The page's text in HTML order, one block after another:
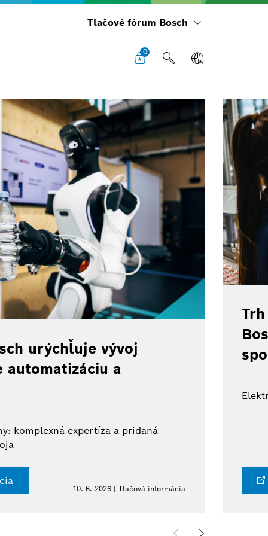
Tlačové fórum Bosch
0
urýchľuje vývoj
a
komplexná expertíza a pridaná
10. 6. 2026 | Tlačová informácia